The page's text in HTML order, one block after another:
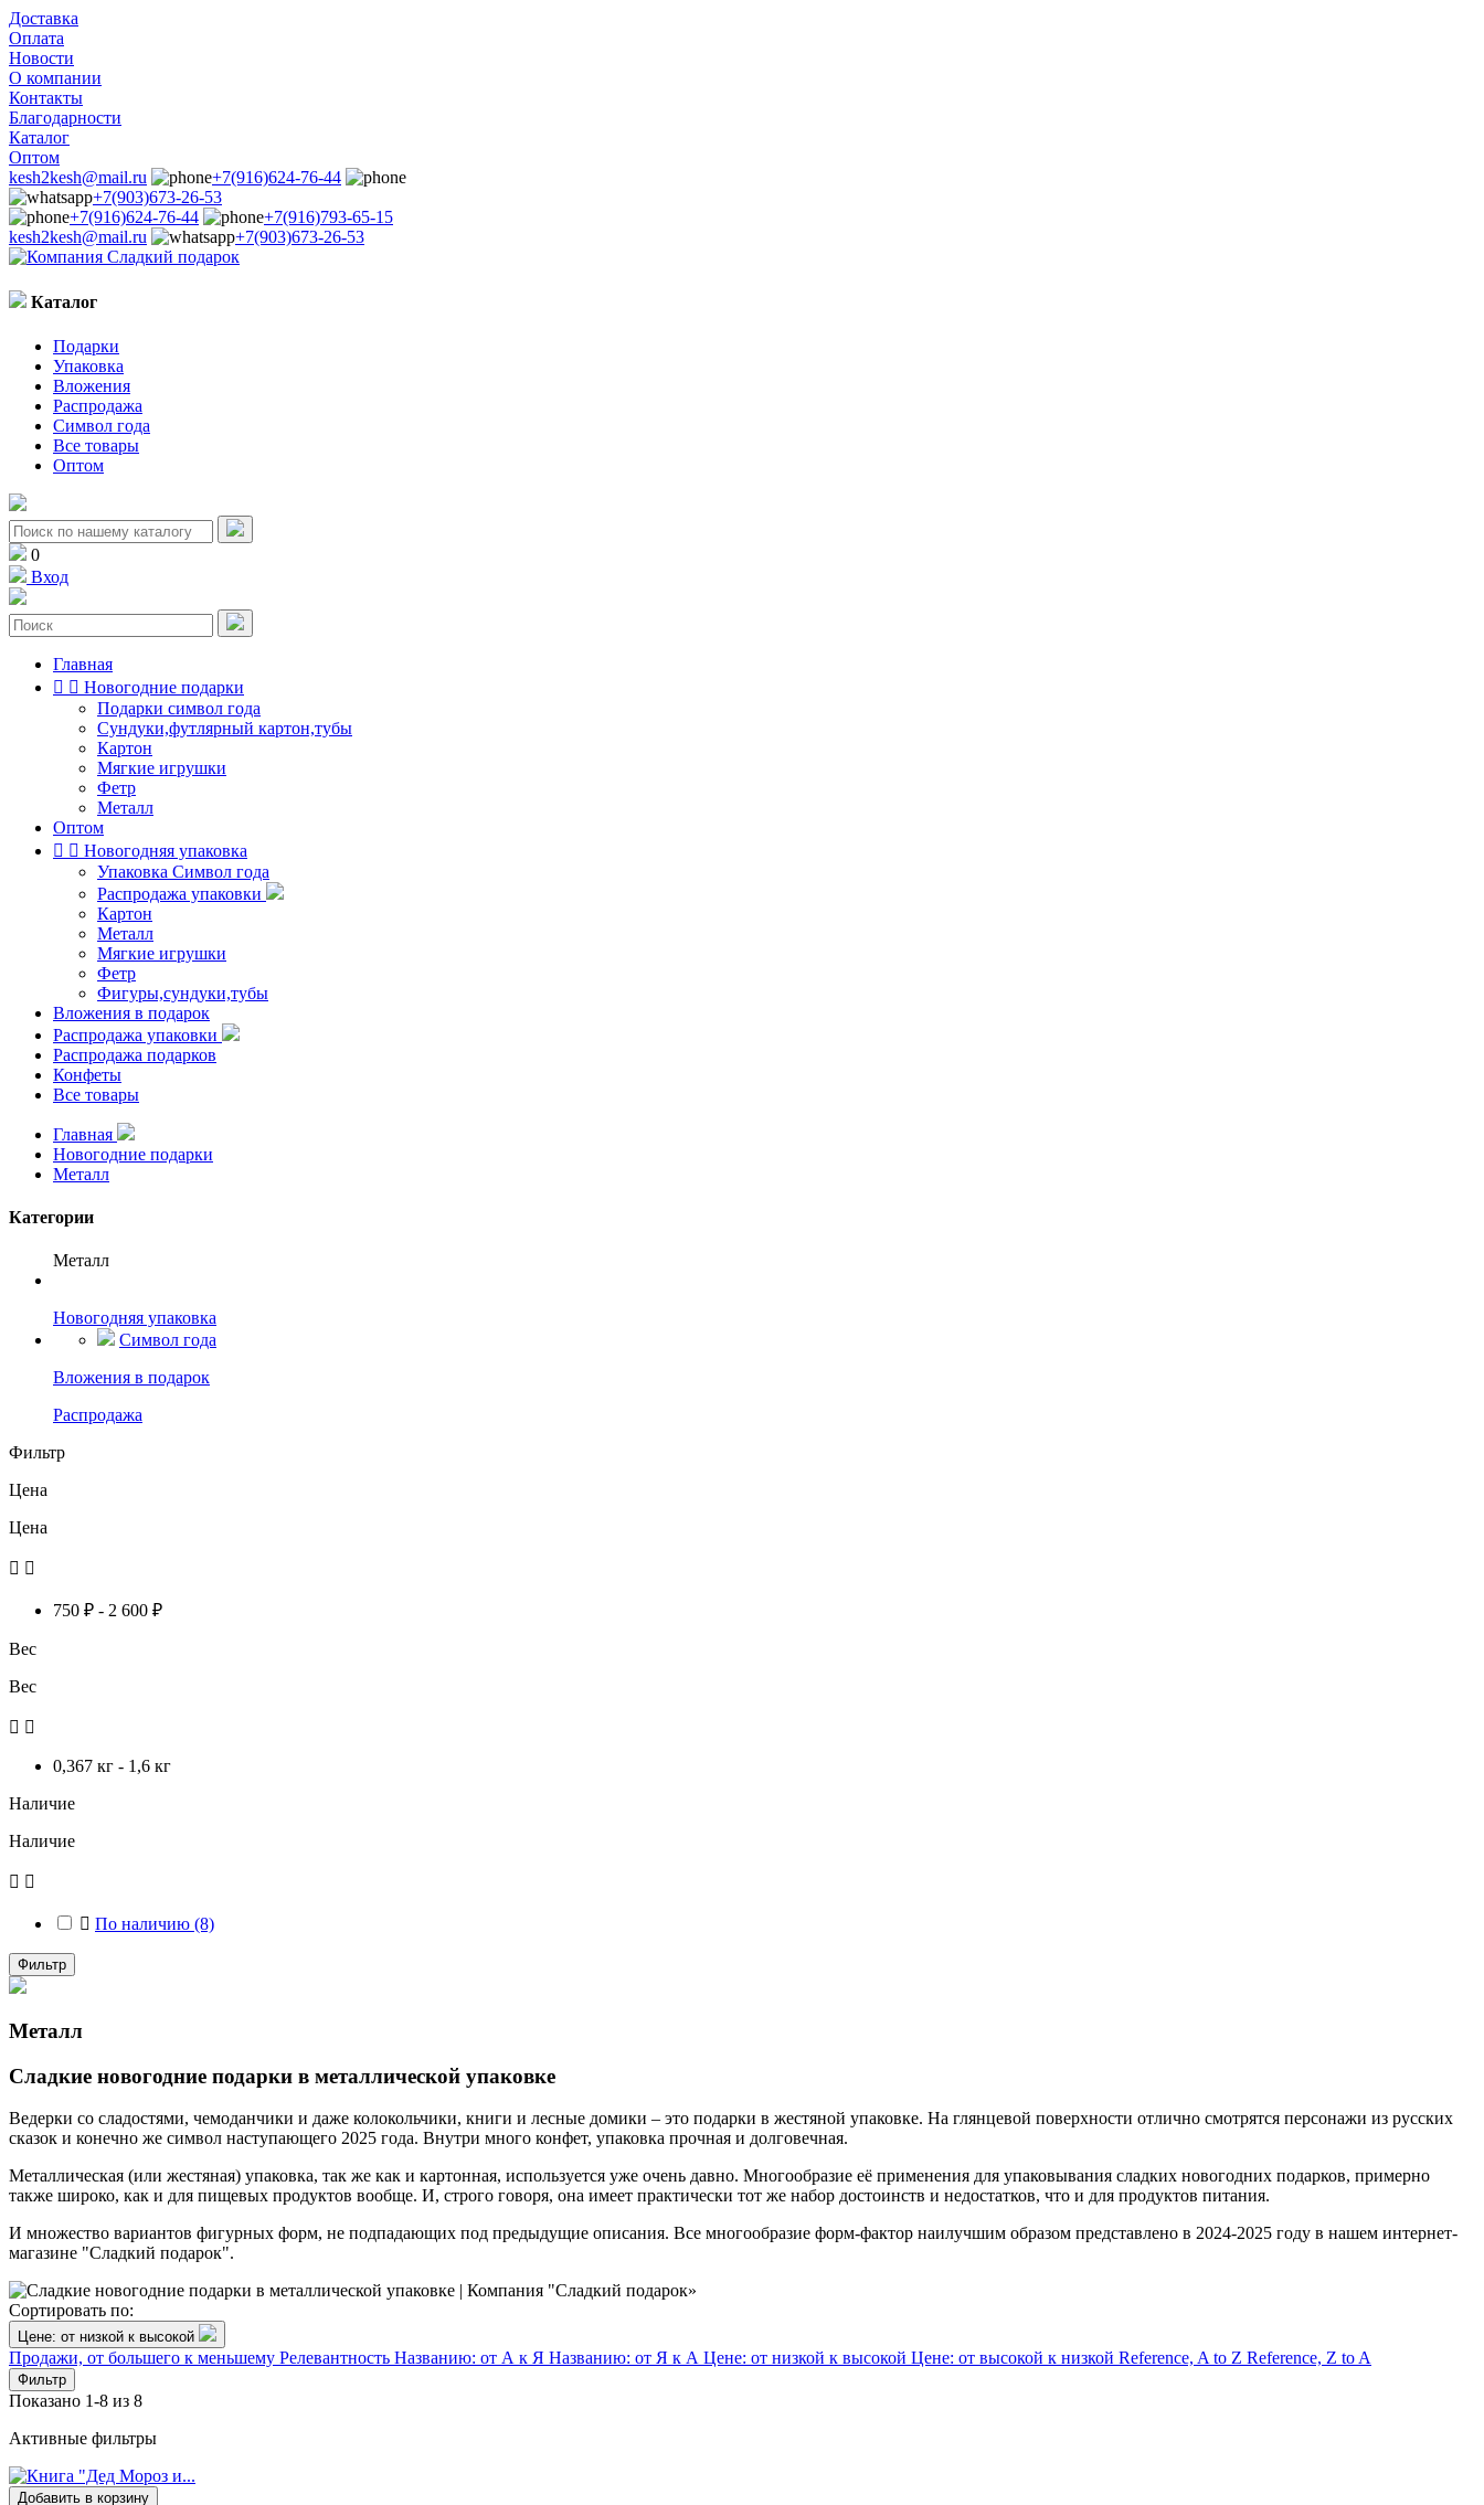
Доставка
Оплата
Новости
О компании
Контакты
Благодарности
Каталог
Оптом
kesh2kesh@mail.ru
+7(916)624-76-44
+7(903)673-26-53
+7(916)624-76-44
+7(916)793-65-15
kesh2kesh@mail.ru
+7(903)673-26-53
Каталог
Подарки
Упаковка
Вложения
Распродажа
Символ года
Все товары
Оптом
0
Вход
Главная
  Новогодние подарки
Подарки символ года
Сундуки,футлярный картон,тубы
Картон
Мягкие игрушки
Фетр
Металл
Оптом
  Новогодняя упаковка
Упаковка Символ года
Распродажа упаковки
Картон
Металл
Мягкие игрушки
Фетр
Фигуры,сундуки,тубы
Вложения в подарок
Распродажа упаковки
Распродажа подарков
Конфеты
Все товары
Главная
Новогодние подарки
Металл
Категории
Металл
Новогодняя упаковка
Символ года
Вложения в подарок
Распродажа
Фильтр
Цена
Цена
 
750 ₽ - 2 600 ₽
Вес
Вес
 
0,367 кг - 1,6 кг
Наличие
Наличие
 
 По наличию (8)
Фильтр
Металл
Сладкие новогодние подарки в металлической упаковке
Ведерки со сладостями, чемоданчики и даже колокольчики, книги и лесные домики – это подарки в жестяной упаковке. На глянцевой поверхности отлично смотрятся персонажи из русских
сказок и конечно же символ наступающего 2025 года. Внутри много конфет, упаковка прочная и долговечная.
Металлическая (или жестяная) упаковка, так же как и картонная, используется уже очень давно. Многообразие её применения для упаковывания сладких новогодних подарков, примерно
также широко, как и для пищевых продуктов вообще. И, строго говоря, она имеет практически тот же набор достоинств и недостатков, что и для продуктов питания.
И множество вариантов фигурных форм, не подпадающих под предыдущие описания. Все многообразие форм-фактор наилучшим образом представлено в 2024-2025 году в нашем интернет-
магазине "Сладкий подарок".
Сортировать по:
Цене: от низкой к высокой
Продажи, от большего к меньшему Релевантность Названию: от А к Я Названию: от Я к А Цене: от низкой к высокой Цене: от высокой к низкой Reference, A to Z Reference, Z to A
Фильтр
Показано 1-8 из 8
Активные фильтры
Добавить в корзину